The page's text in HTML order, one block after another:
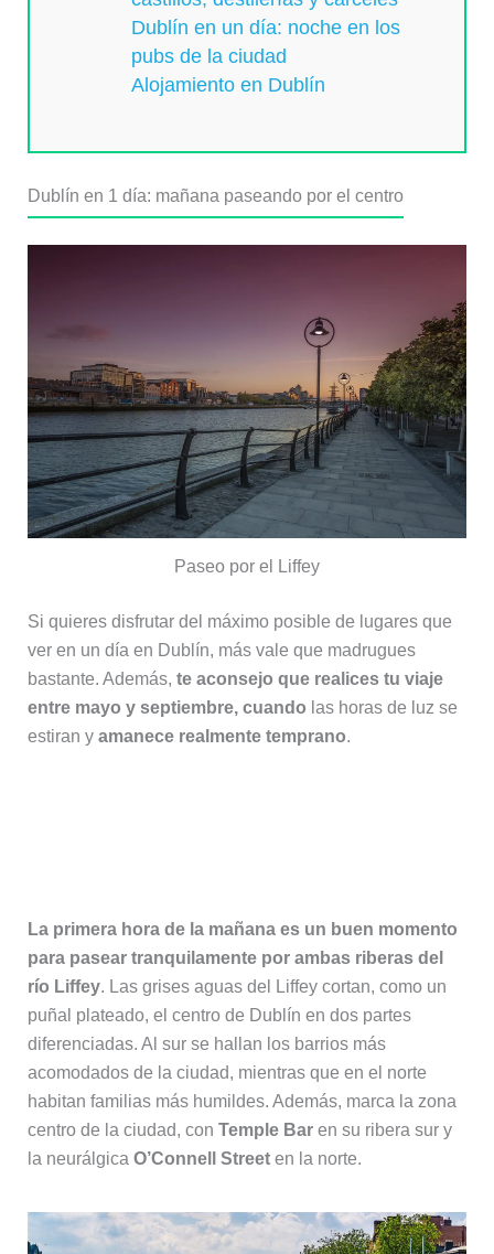
Dublín en un día: noche en los
pubs de la ciudad
Alojamiento en Dublín
Dublín en 1 día: mañana paseando por el centro
Paseo por el Liffey
Si quieres disfrutar del máximo posible de lugares que
ver en un día en Dublín, más vale que madrugues
bastante. Además, te aconsejo que realices tu viaje
entre mayo y septiembre, cuando las horas de luz se
estiran y amanece realmente temprano.
La primera hora de la mañana es un buen momento
para pasear tranquilamente por ambas riberas del
río Liffey. Las grises aguas del Liffey cortan, como un
puñal plateado, el centro de Dublín en dos partes
diferenciadas. Al sur se hallan los barrios más
acomodados de la ciudad, mientras que en el norte
habitan familias más humildes. Además, marca la zona
centro de la ciudad, con Temple Baren su ribera sur y
la neurálgica O’Connell Streeten la norte.